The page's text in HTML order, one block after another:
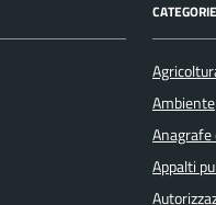
Ambiente
Appalti